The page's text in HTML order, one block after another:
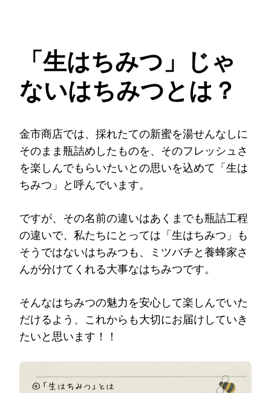
「生はちみつ」じゃ
ないはちみつとは？
金市商店では、採れたての新蜜を湯せんなしに
そのまま瓶詰めしたものを、そのフレッシュさ
を楽しんでもらいたいとの思いを込めて「生は
ちみつ」と呼んでいます。
ですが、その名前の違いはあくまでも瓶詰工程
の違いで、私たちにとっては「生はちみつ」も
そうではないはちみつも、ミツバチと養蜂家さ
んが分けてくれる大事なはちみつです。
そんなはちみつの魅力を安心して楽しんでいた
だけるよう、これからも大切にお届けしていき
たいと思います！！